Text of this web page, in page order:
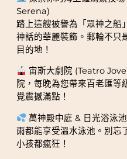
Serena)
踏上這艘被譽為「眾神之船
神話的華麗裝飾。郵輪不只
目的地！
宙斯大劇院 (Teatro
院，每晚為您帶來百老匯等
覺震撼滿點！
萬神殿中庭 & 日光浴泳
雨都能享受溫水泳池。別忘
小孩都瘋狂！